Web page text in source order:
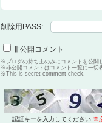
削除用PASS:
非公開コメント
※ブログの持ち主のみにコメントを公開
※非公開コメントはコメント一覧に一切
※This is secret comment check.
認証キーを入力してください ※